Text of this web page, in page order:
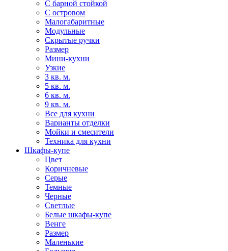
С барной стойкой
С островом
Малогабаритные
Модульные
Скрытые ручки
Размер
Мини-кухни
Узкие
3 кв. м.
5 кв. м.
6 кв. м.
9 кв. м.
Все для кухни
Варианты отделки
Мойки и смесители
Техника для кухни
Шкафы-купе
Цвет
Коричневые
Серые
Темные
Черные
Светлые
Белые шкафы-купе
Венге
Размер
Маленькие